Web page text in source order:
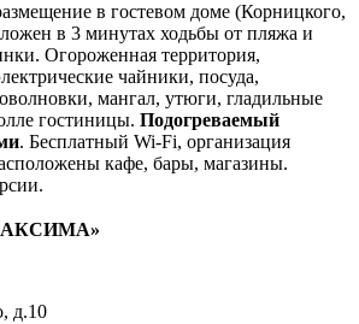
в гостевом доме (Корницкого,
в 3 минутах ходьбы от пляжа и
Огороженная территория,
чайники, посуда,
мангал, утюги, гладильные
гостиницы. Подогреваемый
. Бесплатный Wi-Fi, организация
кафе, бары, магазины.
д.10